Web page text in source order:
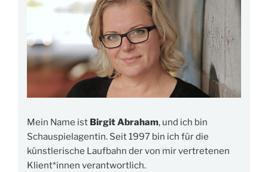
Mein Name ist Birgit Abraham, und ich bin
Schauspielagentin. Seit 1997 bin ich für die
künstlerische Laufbahn der von mir vertretenen
Klient*innen verantwortlich.